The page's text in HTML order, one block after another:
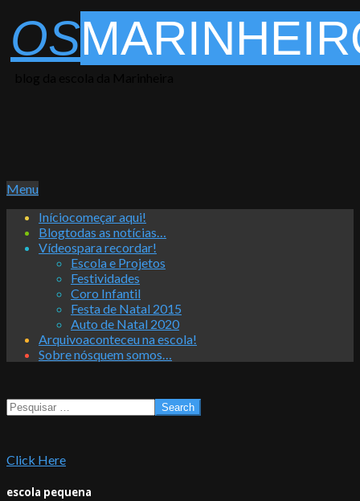
to
content
OS
Primary
Menu
Menu
Iníciocomeçar aqui!
Blogtodas as notícias…
Vídeospara recordar!
Escola e Projetos
Festividades
Coro Infantil
Festa de Natal 2015
Auto de Natal 2020
Arquivoaconteceu na escola!
Sobre nósquem somos…
Search
Click Here
escola pequena